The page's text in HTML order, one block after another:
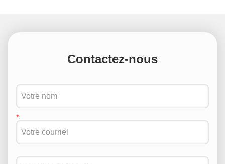
Contactez-nous